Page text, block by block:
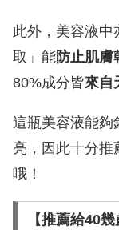
此外，美容液中
取」能防止肌膚
80%成分皆來自
這瓶美容液能夠
亮，因此十分推
哦！
【推薦給40